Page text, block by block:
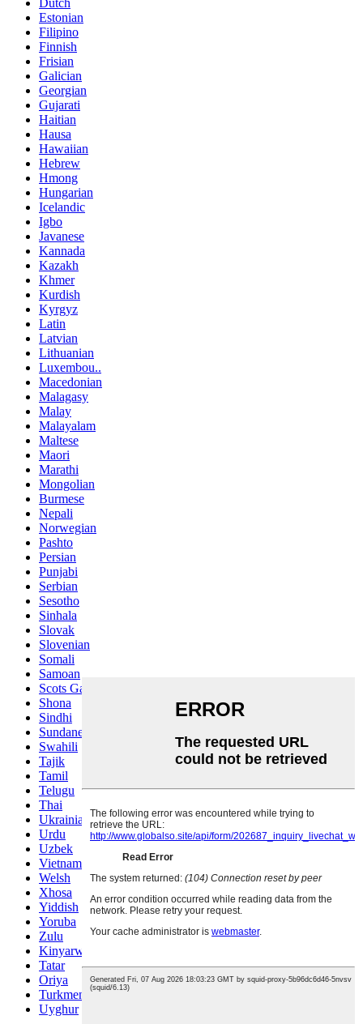
Estonian
Filipino
Finnish
Frisian
Galician
Georgian
Gujarati
Haitian
Hausa
Hawaiian
Hebrew
Hmong
Hungarian
Icelandic
Igbo
Javanese
Kannada
Kazakh
Khmer
Kurdish
Kyrgyz
Latin
Latvian
Lithuanian
Luxembou..
Macedonian
Malagasy
Malay
Malayalam
Maltese
Maori
Marathi
Mongolian
Burmese
Nepali
Norwegian
Pashto
Persian
Punjabi
Serbian
Sesotho
Sinhala
Slovak
Slovenian
Somali
Samoan
Scots Gaelic
Shona
Sindhi
Sundanese
Swahili
Tajik
Tamil
Telugu
Thai
Ukrainian
Urdu
Uzbek
Vietnamese
Welsh
Xhosa
Yiddish
Yoruba
Zulu
Kinyarwanda
Tatar
Oriya
Turkmen
Uyghur